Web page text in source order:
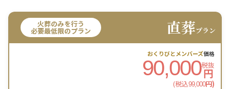
火葬のみを行う
必要最低限のプラン 直葬プラン
おくりびとメンバーズ価格
90,000税抜
円
(税込99,000円)